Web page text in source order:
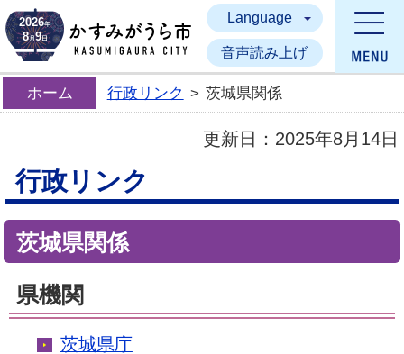
かすみがうら市
2026年
8月9日
Language
音声読み上げ
ホーム 行政リンク > 茨城県関係
更新日： 2025年8月14日
行政リンク
茨城県関係
県機関
茨城県庁